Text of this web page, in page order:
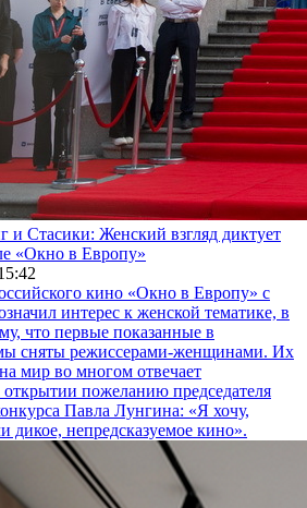
и Стасики: Женский взгляд диктует
«Окно в Европу»
кино «Окно в Европу» с
интерес к женской тематике, в
что первые показанные в
сняты режиссерами-женщинами. Их
мир во многом отвечает
пожеланию председателя
Павла Лунгина: «Я хочу,
дикое, непредсказуемое кино».